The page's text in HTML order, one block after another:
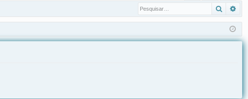
Q
ra
r
eg
ist
ra